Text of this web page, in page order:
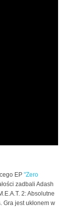
EP "Zero
zadbali Adash
2: Absolutne
jest ukłonem w